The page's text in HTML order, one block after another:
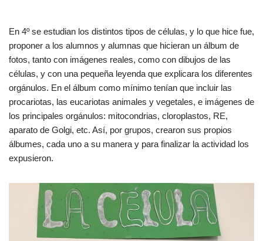
En 4º se estudian los distintos tipos de células, y lo que hice fue,
proponer a los alumnos y alumnas que hicieran un álbum de
fotos, tanto con imágenes reales, como con dibujos de las
células, y con una pequeña leyenda que explicara los diferentes
orgánulos. En el álbum como mínimo tenían que incluir las
procariotas, las eucariotas animales y vegetales, e imágenes de
los principales orgánulos: mitocondrias, cloroplastos, RE,
aparato de Golgi, etc. Así, por grupos, crearon sus propios
álbumes, cada uno a su manera y para finalizar la actividad los
expusieron.